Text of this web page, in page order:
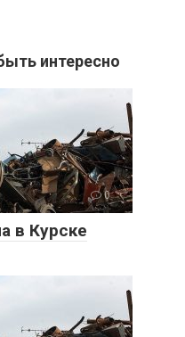
интересно
0
в Курске